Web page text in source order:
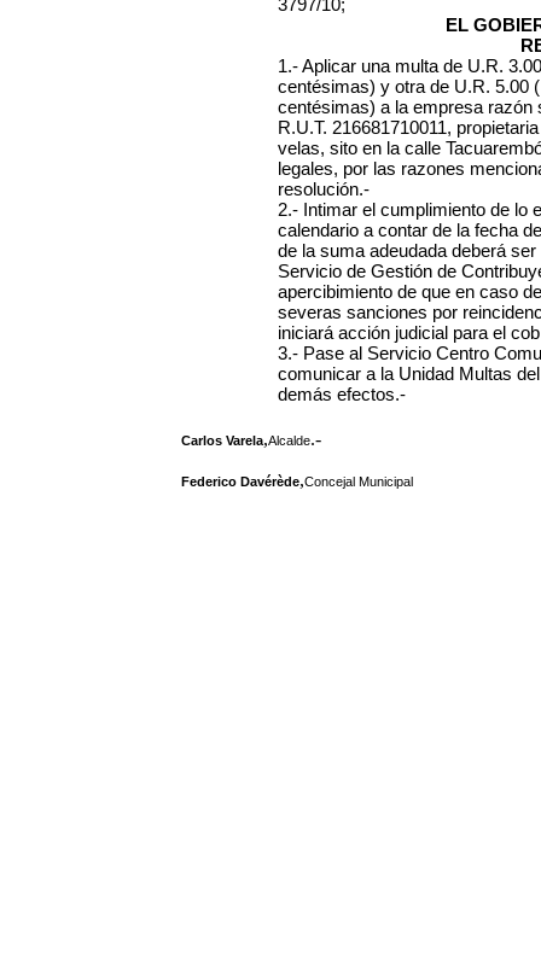
3797/10;
EL
1.- Aplicar una multa de U.R.
centésimas) y otra de U.R. 5.00
centésimas) a la empresa razón
R.U.T. 216681710011,
velas, sito en la calle
legales, por las razones
resolución.-
2.- Intimar el cumplimiento de lo
calendario a contar de la fecha
de la suma adeudada deberá
Servicio de Gestión de
apercibimiento de que en caso
severas sanciones por
iniciará acción judicial para el
3.- Pase al Servicio Centro
comunicar a la Unidad Multas
demás efectos.-
Carlos Varela,Alcalde.-
Federico Davérède,Concejal Municipal